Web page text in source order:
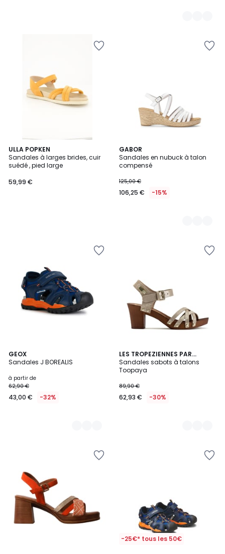
ULLA POPKEN
Sandales à larges brides, cuir
suédé , pied large
59,99 €
GABOR
Sandales en nubuck à talon
compensé
125,00 €
106,25 € -15%
2
Couleurs
GEOX
Sandales J BOREALIS
à partir de
62,90 €
43,00 € -32%
2
Couleurs
LES TROPEZIENNES PAR
M.BELARBI
Sandales sabots à talons
Toopaya
89,90 €
62,93 € -30%
2
Couleurs
-25€* tous les 50€